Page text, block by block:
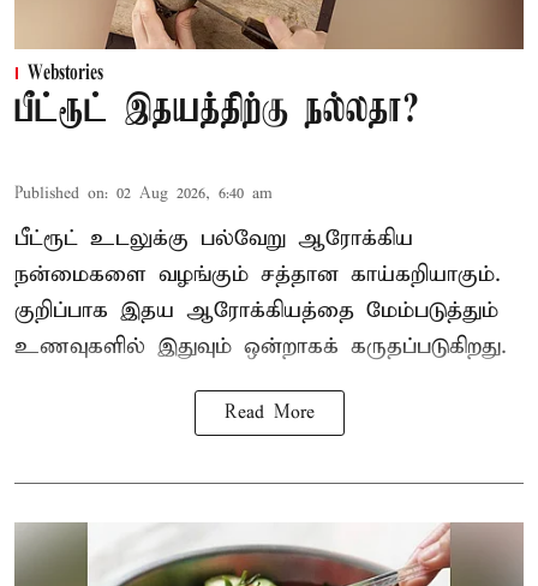
Webstories
பீட்ரூட் இதயத்திற்கு நல்லதா?
Published on: 02 Aug 2026, 6:40 am
பீட்ரூட் உடலுக்கு பல்வேறு ஆரோக்கிய
நன்மைகளை வழங்கும் சத்தான காய்கறியாகும்.
குறிப்பாக இதய ஆரோக்கியத்தை மேம்படுத்தும்
உணவுகளில் இதுவும் ஒன்றாகக் கருதப்படுகிறது.
Read More